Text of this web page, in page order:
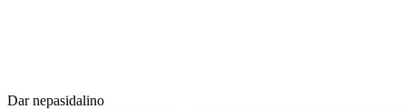
Dar nepasidalino